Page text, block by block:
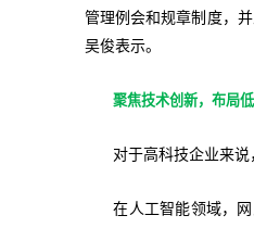
管理例会和规章制度，
吴俊表示。
聚焦技术创新，布局
对于高科技企业来说
在人工智能领域，